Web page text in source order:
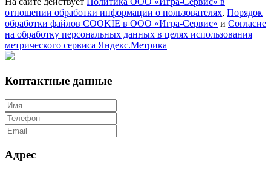
отношении обработки информации о пользователях, Порядок
обработки файлов COOKIE в ООО «Игра-Сервис» и Согласие
на обработку персональных данных в целях использования
метрического сервиса Яндекс.Метрика
Контактные данные
Адрес